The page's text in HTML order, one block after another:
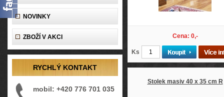
NOVINKY
ZBOŽÍ V AKCI
RYCHLÝ KONTAKT
mobil: +420 776 701 035
Cena: 0,-
Ks
Stolek masiv 40 x 35 cm R